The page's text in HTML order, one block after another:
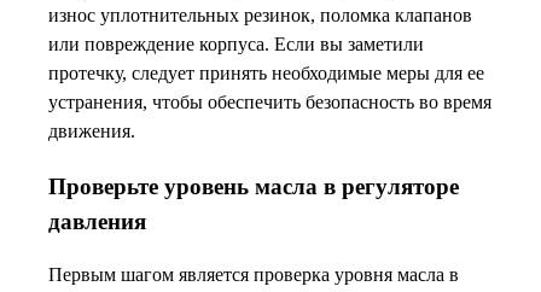
износ уплотнительных резинок, поломка клапанов
или повреждение корпуса. Если вы заметили
протечку, следует принять необходимые меры для ее
устранения, чтобы обеспечить безопасность во время
движения.
Проверьте уровень масла в регуляторе
давления
Первым шагом является проверка уровня масла в